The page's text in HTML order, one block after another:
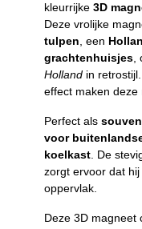
kleurrijke 3D
Deze vrolijke
tulpen, een
grachtenhuisjes,
Holland in
effect maken deze
Perfect als
voor
koelkast. De
zorgt ervoor dat
oppervlak.
Deze 3D magneet